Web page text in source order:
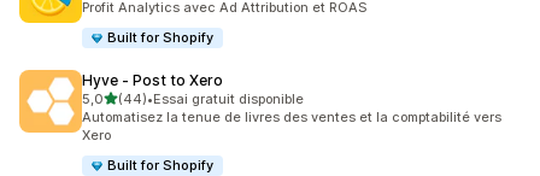
Profit Analytics avec Ad Attribution et ROAS
Built for Shopify
Hyve ‑ Post to Xero
5,0étoile(s) sur 5
(44)
44 avis au total
•Essai gratuit disponible
Automatisez la tenue de livres des ventes et la comptabilité vers
Xero
Built for Shopify